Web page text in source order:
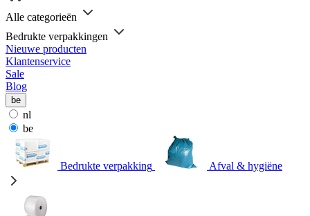
Alle categorieën
Bedrukte verpakkingen
Nieuwe producten
Klantenservice
Sale
Blog
be
nl
be
Bedrukte verpakking Afval & hygiëne